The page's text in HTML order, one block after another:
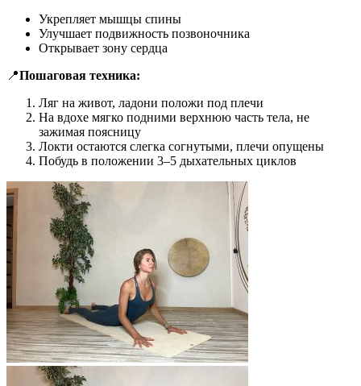
Укрепляет мышцы спины
Улучшает подвижность позвоночника
Открывает зону сердца
📍Пошаговая техника:
Ляг на живот, ладони положи под плечи
На вдохе мягко подними верхнюю часть тела, не
зажимая поясницу
Локти остаются слегка согнутыми, плечи опущены
Побудь в положении 3–5 дыхательных циклов